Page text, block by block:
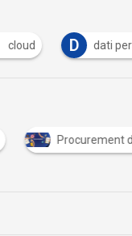
cloud D dati
Procurement